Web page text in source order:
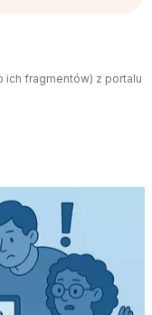
ich fragmentów) z portalu